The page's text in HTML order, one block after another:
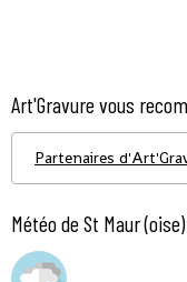
Art'Gravure vous
Partenaires
Météo de St Maur (oise)